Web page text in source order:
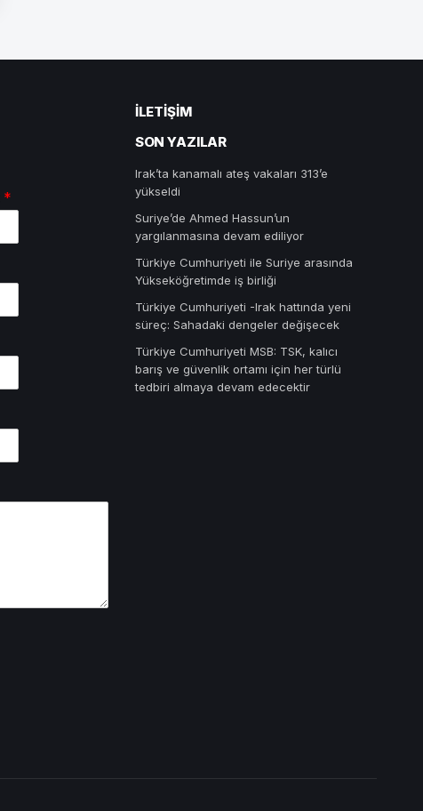
*
İLETIŞIM
SON YAZILAR
Irak’ta kanamalı ateş vakaları 313’e
yükseldi
Suriye’de Ahmed Hassun’un
yargılanmasına devam ediliyor
Türkiye Cumhuriyeti ile Suriye arasında
Yükseköğretimde iş birliği
Türkiye Cumhuriyeti -Irak hattında yeni
süreç: Sahadaki dengeler değişecek
Türkiye Cumhuriyeti MSB: TSK, kalıcı
barış ve güvenlik ortamı için her türlü
tedbiri almaya devam edecektir